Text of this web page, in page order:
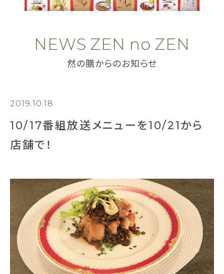
NEWS ZEN no ZEN
然の膳からのお知らせ
2019.10.18
10/17番組放送メニューを10/21から
店舗で！